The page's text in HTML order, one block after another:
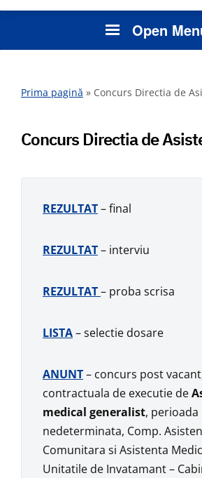
Open
Prima pagină » Concurs Directia de
Concurs Directia de
REZULTAT– final
REZULTAT– interviu
REZULTAT– proba scrisa
LISTA– selectie dosare
ANUNT– concurs post
contractuala de executie de
medical generalist, perioada
nedeterminata, Comp.
Comunitara si Asistenta
Unitatile de Invatamant –